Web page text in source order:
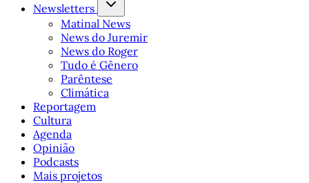
Newsletters
Matinal News
News do Juremir
News do Roger
Tudo é Gênero
Parêntese
Climática
Reportagem
Cultura
Agenda
Opinião
Podcasts
Mais projetos